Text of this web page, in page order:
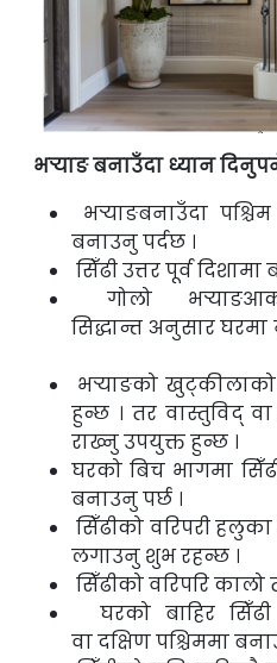
भर्‍याङ बनाउँदा ध्यान
भर्‍याङबनाउँदा
बनाउनु पर्दछ ।
सिँढी उत्तर पूर्व
गोलो
सिद्धान्त अनुसार घरमा
भर्‍याङको खुट्कीलाको
हुन्छ । तर वास्तुविद्
राख्नु उपयुक्त हुन्छ ।
घरको बिच भागमा
बनाउनु पर्छ ।
सिँढीको वरिपरी
लगाउनु शुभ रहन्छ ।
सिँढीको वरिपरि कालो
घरको बाहिर
वादक्षिण पश्चिममा